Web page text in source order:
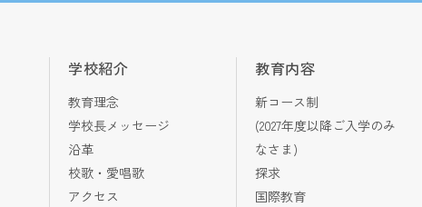
学校紹介
教育理念
学校長メッセージ
沿革
校歌・愛唱歌
アクセス
教育内容
新コース制
(2027年度以降ご入学のみ
なさま)
探求
国際教育